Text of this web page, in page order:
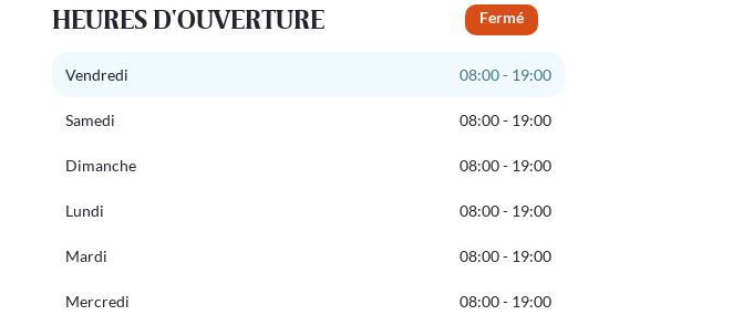
HEURES D'OUVERTURE Fermé
Vendredi 08:00 - 19:00
Samedi 08:00 - 19:00
Dimanche 08:00 - 19:00
Lundi 08:00 - 19:00
Mardi 08:00 - 19:00
Mercredi 08:00 - 19:00